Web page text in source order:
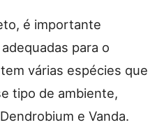
é importante
para o
várias espécies que
tipo de ambiente,
e Vanda.